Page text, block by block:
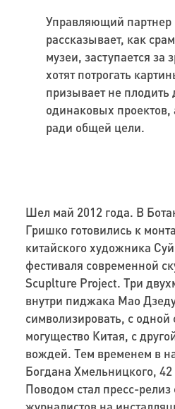
Управляющий партнер
рассказывает, как
музеи, заступается за
хотят потрогать
призывает не плодить
одинаковых проектов,
ради общей цели.
Шел май 2012 года. В
Гришко готовились к
китайского художника
фестиваля современной
Scuplture Project. Три
внутри пиджака Мао
символизировать, с
могущество Китая, с
вождей. Тем временем в
Богдана Хмельницкого,
Поводом стал пресс-
журналистов на